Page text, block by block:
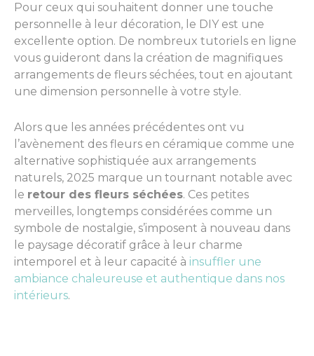
Pour ceux qui souhaitent donner une touche
personnelle à leur décoration, le DIY est une
excellente option. De nombreux tutoriels en ligne
vous guideront dans la création de magnifiques
arrangements de fleurs séchées, tout en ajoutant
une dimension personnelle à votre style.
Alors que les années précédentes ont vu
l’avènement des fleurs en céramique comme une
alternative sophistiquée aux arrangements
naturels, 2025 marque un tournant notable avec
le retour des fleurs séchées. Ces petites
merveilles, longtemps considérées comme un
symbole de nostalgie, s’imposent à nouveau dans
le paysage décoratif grâce à leur charme
intemporel et à leur capacité à insuffler une
ambiance chaleureuse et authentique dans nos
intérieurs.